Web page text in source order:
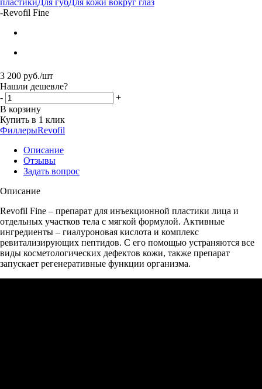
-Revofil Fine
3 200 руб./шт
Нашли дешевле?
-
+
В корзину
Купить в 1 клик
ФиллерыRevofil
Описание
Отзывы
Задать вопрос
Описание
Revofil Fine – препарат для инъекционной пластики лица и
отдельных участков тела с мягкой формулой. Активные
ингредиенты – гиалуроновая кислота и комплекс
ревитализирующих пептидов. С его помощью устраняются все
виды косметологических дефектов кожи, также препарат
запускает регенеративные функции организма.